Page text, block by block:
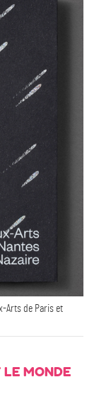
Arts de Paris et
MONDE